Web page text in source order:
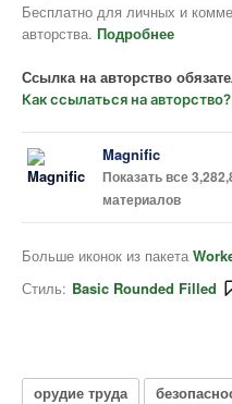
Бесплатно для личных и
авторства. Подробнее
Ссылка на авторство
Как ссылаться на авторство?
Magnific
Показать все
материалов
Больше иконок из пакета
Стиль: Basic Rounded Filled
орудие труда